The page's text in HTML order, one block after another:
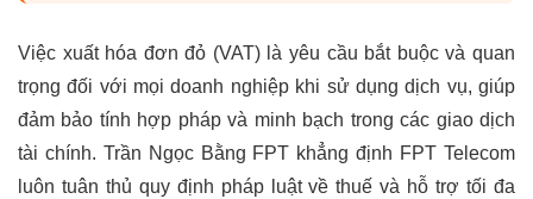
Việc xuất hóa đơn đỏ (VAT) là yêu cầu bắt buộc và quan
trọng đối với mọi doanh nghiệp khi sử dụng dịch vụ, giúp
đảm bảo tính hợp pháp và minh bạch trong các giao dịch
tài chính. Trần Ngọc Bằng FPT khẳng định FPT Telecom
luôn tuân thủ quy định pháp luật về thuế và hỗ trợ tối đa